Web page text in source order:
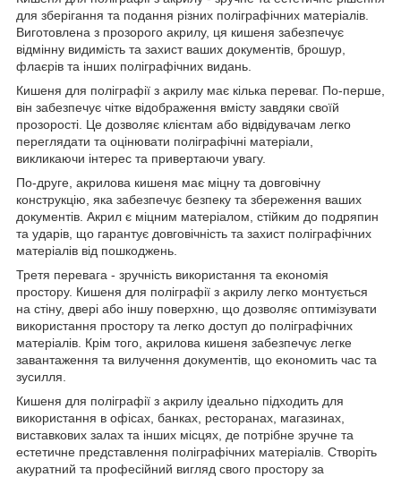
для зберігання та подання різних поліграфічних матеріалів.
Виготовлена з прозорого акрилу, ця кишеня забезпечує
відмінну видимість та захист ваших документів, брошур,
флаєрів та інших поліграфічних видань.
Кишеня для поліграфії з акрилу має кілька переваг. По-перше,
він забезпечує чітке відображення вмісту завдяки своїй
прозорості. Це дозволяє клієнтам або відвідувачам легко
переглядати та оцінювати поліграфічні матеріали,
викликаючи інтерес та привертаючи увагу.
По-друге, акрилова кишеня має міцну та довговічну
конструкцію, яка забезпечує безпеку та збереження ваших
документів. Акрил є міцним матеріалом, стійким до подряпин
та ударів, що гарантує довговічність та захист поліграфічних
матеріалів від пошкоджень.
Третя перевага - зручність використання та економія
простору. Кишеня для поліграфії з акрилу легко монтується
на стіну, двері або іншу поверхню, що дозволяє оптимізувати
використання простору та легко доступ до поліграфічних
матеріалів. Крім того, акрилова кишеня забезпечує легке
завантаження та вилучення документів, що економить час та
зусилля.
Кишеня для поліграфії з акрилу ідеально підходить для
використання в офісах, банках, ресторанах, магазинах,
виставкових залах та інших місцях, де потрібне зручне та
естетичне представлення поліграфічних матеріалів. Створіть
акуратний та професійний вигляд свого простору за